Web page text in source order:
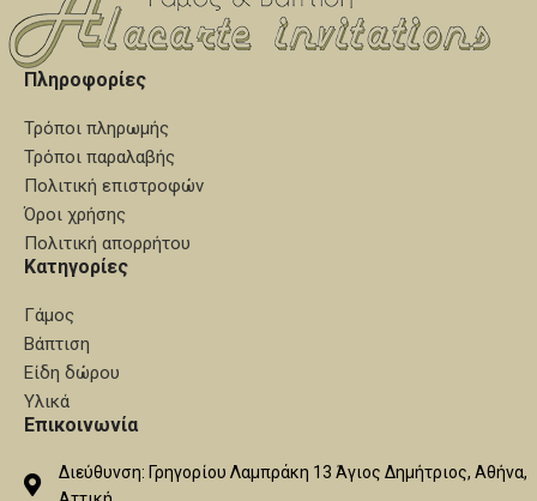
Πληροφορίες
Τρόποι πληρωμής
Τρόποι παραλαβής
Πολιτική επιστροφών
Όροι χρήσης
Πολιτική απορρήτου
Κατηγορίες
Γάμος
Βάπτιση
Είδη δώρου
Υλικά
Επικοινωνία
Διεύθυνση: Γρηγορίου Λαμπράκη 13 Άγιος Δημήτριος, Αθήνα,